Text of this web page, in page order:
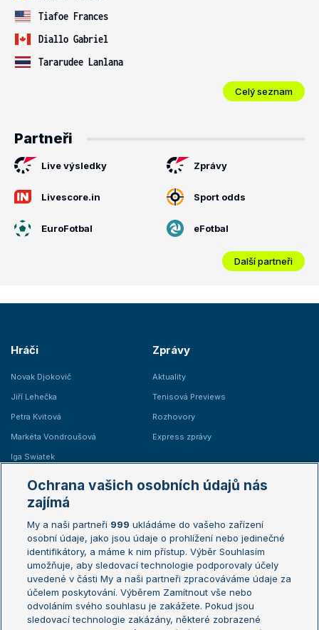
Tiafoe Frances
Diallo Gabriel
Tararudee Lanlana
Celý seznam
Partneři
Live výsledky Zprávy
Livescore.in Sport odds
EuroFotbal eFotbal
Další partneři
Hráči
Novak Djokovič
Jiří Lehečka
Petra Kvitová
Markéta Vondroušová
Iga Swiatek
Zprávy
Aktuality
Tenisová Previews
Rozhovory
Express zprávy
Žebříčky
Žebříček ATP (muži)
Žebříček WTA (ženy)
Sázkařský žebříček
Australian Open
French Open
Wimbledon
US Open
Turnaj mistrů
Turnaj mistryň
Ochrana vašich osobních údajů nás
zajímá
My a naši partneři 999 ukládáme do vašeho zařízení
osobní údaje, jako jsou údaje o prohlížení nebo jedinečné
identifikátory, a máme k nim přístup. Výběr Souhlasím
umožňuje, aby sledovací technologie podporovaly účely
uvedené v části My a naši partneři zpracováváme údaje za
účelem poskytování. Výběrem Zamítnout vše nebo
odvoláním svého souhlasu je zakážete. Pokud jsou
sledovací technologie zakázány, některé zobrazené